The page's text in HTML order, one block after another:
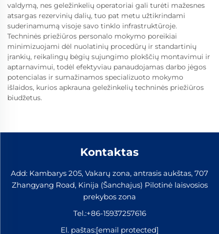
valdymą, nes geležinkelių operatoriai gali turėti mažesnes
atsargas rezervinių dalių, tuo pat metu užtikrindami
suderinamumą visoje savo tinklo infrastruktūroje.
Techninės priežiūros personalo mokymo poreikiai
minimizuojami dėl nuolatinių procedūrų ir standartinių
įrankių, reikalingų bėgių sujungimo plokščių montavimui ir
aptarnavimui, todėl efektyviau panaudojamas darbo jėgos
potencialas ir sumažinamos specializuoto mokymo
išlaidos, kurios apkrauna geležinkelių techninės priežiūros
biudžetus.
Kontaktas
Add: Kambarys 205, Vakarų zona, antrasis aukštas, 707
Zhangyang Road, Kinija (Šanchajus) Pilotinė laisvosios
prekybos zona
Tel.:+86-15937257616
El. paštas:[email protected]